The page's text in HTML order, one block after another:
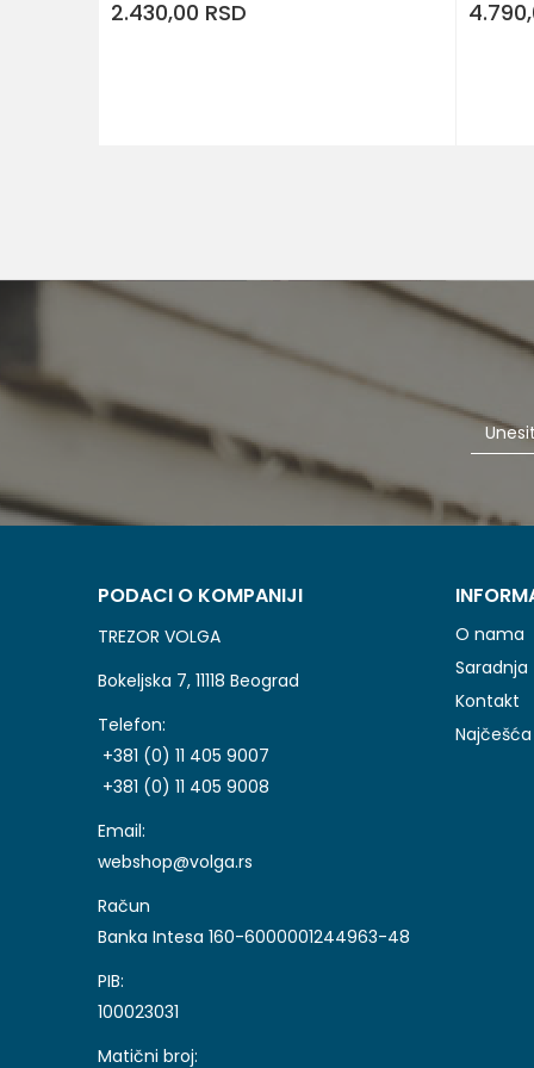
2.430,00 RSD
PODACI O KOMPANIJI
TREZOR VOLGA
Bokeljska 7, 11118 Beograd
Telefon:
+381 (0) 11 405 9007
+381 (0) 11 405 9008
Email:
webshop@volga.rs
Račun
Banka Intesa 160-6000001244963-48
PIB:
100023031
Matični broj:
O nama
Saradnja
Kontakt